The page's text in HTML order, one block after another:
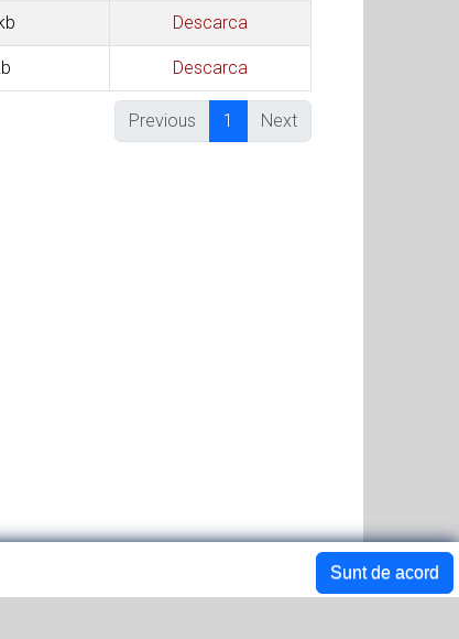
Descarca
Descarca
Previous 1 Next
Sunt de acord